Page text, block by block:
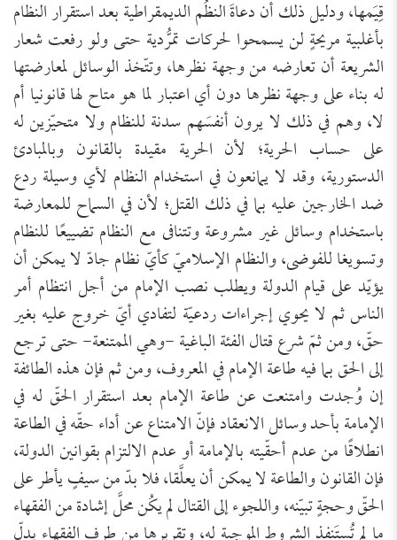
قِيَمها، ودليل ذلك أن دعاةَ النظُم الديمقراطية بعد استقرار النظام
بأغلبية مريحةٍ لن يسمحوا لحركات تمرُّدية حتى ولو رفعت شعار
الشريعة أن تعارضه من وجهة نظرها، وتتّخذ الوسائل لمعارضتها
له بناء على وجهة نظرها دون أي اعتبار لما هو متاح لها قانونيا أم
لا، وهم في ذلك لا يرون أنفسَهم سدنة للنظام ولا متحيّزين له
على حساب الحرية؛ لأن الحرية مقيدة بالقانون وبالمبادئ
الدستورية، وقد لا يمانعون في استخدام النظام لأي وسيلة ردع
ضد الخارجين عليه بما في ذلك القتل؛ لأن في السماح للمعارضة
باستخدام وسائل غير مشروعة وتتنافى مع النظام تضييعًا للنظام
وتسويغا للفوضى، والنظام الإسلاميّ كأيّ نظام جادّ لا يمكن أن
يؤيّد على قيام الدولة ويطلب نصب الإمام من أجل انتظام أمر
الناس ثم لا يحوي إجراءات ردعيّة لتفادي أيّ خروج عليه بغير
حقّ، ومن ثمّ شرع قتال الفئة الباغية -وهي الممتنعة- حتى ترجع
إلى الحق بما فيه طاعة الإمام في المعروف، ومن ثم فإن هذه الطائفة
إن وُجدت وامتنعت عن طاعة الإمام بعد استقرار الحقّ له في
الإمامة بأحد وسائل الانعقاد فإنّ الامتناع عن أداء حقّه في الطاعة
انطلاقًا من عدم أحقّيته بالإمامة أو عدم الالتزام بقوانين الدولة،
فإن القانون والطاعة لا يمكن أن يعلَّقا، فلا بدّ من سيفٍ يأطر على
الحقّ وحجةٍ تبيّنه، واللجوء إلى القتال لم يكُن محلَّ إشادة من الفقهاء